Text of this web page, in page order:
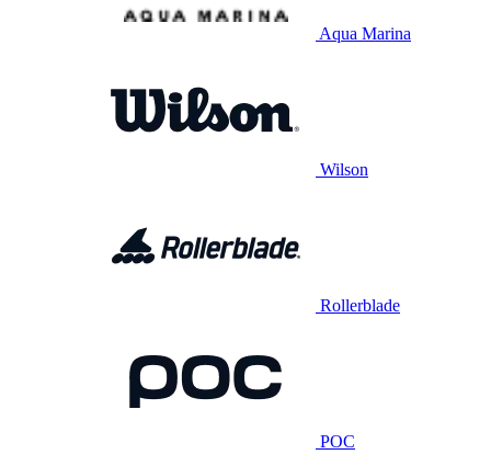
Aqua Marina
Wilson
Rollerblade
POC